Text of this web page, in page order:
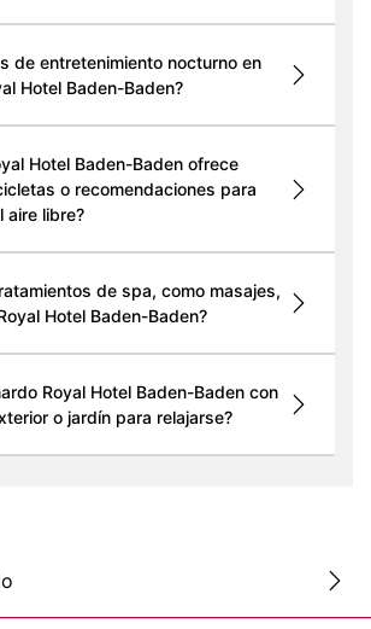
de entretenimiento nocturno en
Hotel Baden-Baden?
Hotel Baden-Baden ofrece
o recomendaciones para
aire libre?
de spa, como masajes,
Hotel Baden-Baden?
Royal Hotel Baden-Baden con
o jardín para relajarse?